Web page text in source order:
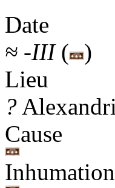
Date
≈ -III(
)
Lieu
?
Cause
Inhumation